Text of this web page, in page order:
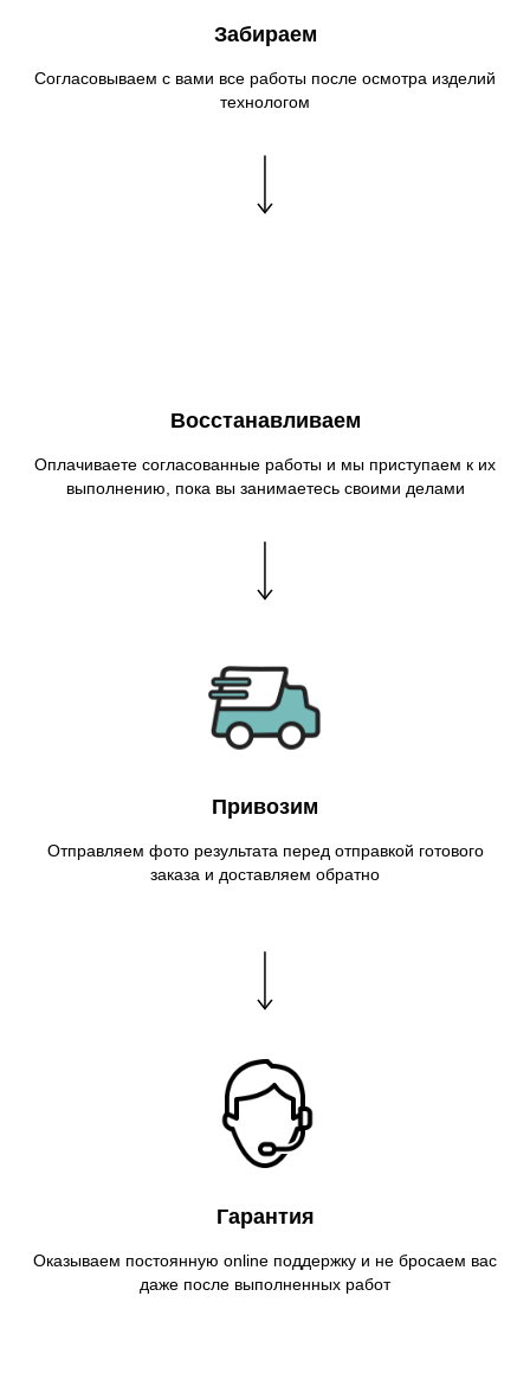
Забираем
Согласовываем с вами все работы после осмотра изделий
технологом
Восстанавливаем
Оплачиваете согласованные работы и мы приступаем к их
выполнению, пока вы занимаетесь своими делами
Привозим
Отправляем фото результата перед отправкой готового
заказа и доставляем обратно
Гарантия
Оказываем постоянную online поддержку и не бросаем вас
даже после выполненных работ